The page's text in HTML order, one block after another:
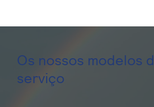
Os nossos modelos
serviço